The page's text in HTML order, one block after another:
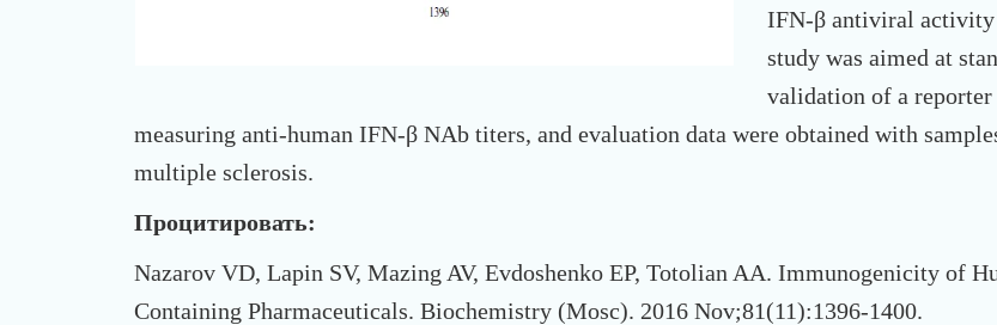
IFN-β antiviral
study was aimed at
validation of a
measuring anti-human IFN-β NAb titers, and evaluation data were obtained with
multiple sclerosis.
Процитировать:
Nazarov VD, Lapin SV, Mazing AV, Evdoshenko EP, Totolian AA. Immunogenicity of
Containing Pharmaceuticals. Biochemistry (Mosc). 2016 Nov;81(11):1396-1400.